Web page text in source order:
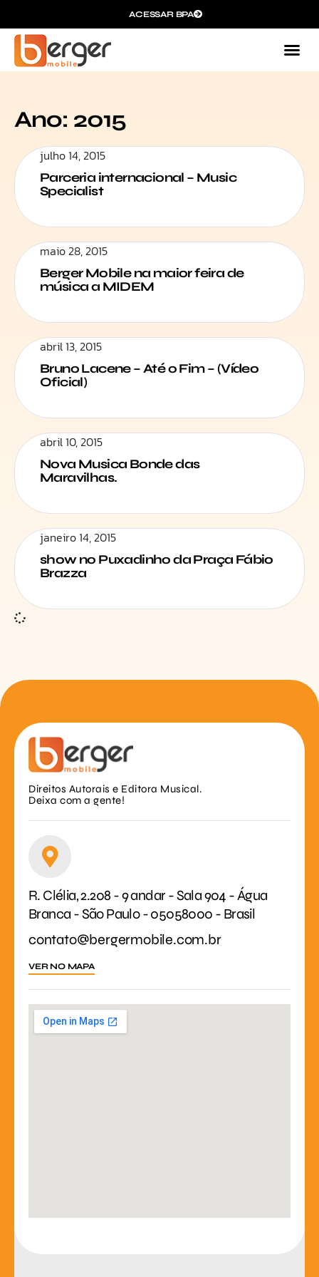
ACESSAR BPA
Ano: 2015
julho 14, 2015
Parceria internacional – Music
Specialist
maio 28, 2015
Berger Mobile na maior feira de
música a MIDEM
abril 13, 2015
Bruno Lacene – Até o Fim – (Vídeo
Oficial)
abril 10, 2015
Nova Musica Bonde das
Maravilhas.
janeiro 14, 2015
show no Puxadinho da Praça Fábio
Brazza
Direitos Autorais e Editora Musical.
Deixa com a gente!
R. Clélia, 2.208 - 9 andar - Sala 904 - Água
Branca - São Paulo - 05058000 - Brasil
contato@bergermobile.com.br
VER NO MAPA